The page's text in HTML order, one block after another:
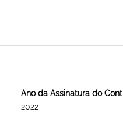
Ano da Assinatura do
2022